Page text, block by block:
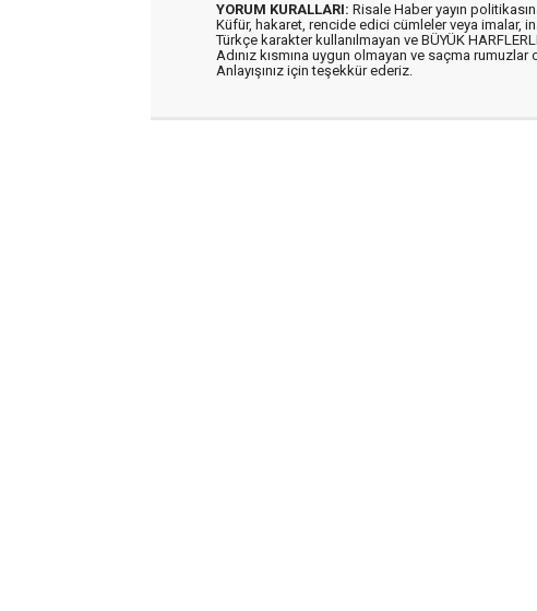
YORUM KURALLARI: Risale Haber yayın
Küfür, hakaret, rencide edici cümleler veya imalar,
Türkçe karakter kullanılmayan ve BÜYÜK
Adınız kısmına uygun olmayan ve saçma rumuzlar
Anlayışınız için teşekkür ederiz.